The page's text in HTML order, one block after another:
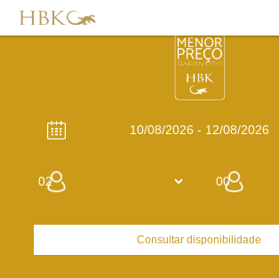
Consultar disponibilidade